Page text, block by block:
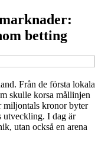
betting
Från de första lokala
skulle korsa mållinjen
miljontals kronor byter
utveckling. I dag är
utan också en arena